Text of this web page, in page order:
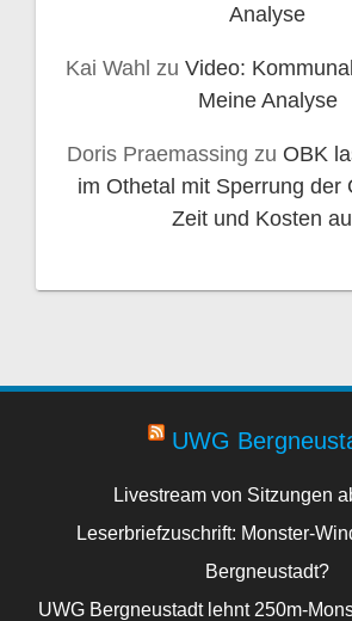
Analyse
Kai Wahl zu Video:
Meine Analyse
Doris Praemassing zu OBK
im Othetal mit Sperrung der
Zeit und Kosten
UWG
Livestream von Sitzungen
Leserbriefzuschrift: Monster-
Bergneustadt?
UWG Bergneustadt lehnt 250m-